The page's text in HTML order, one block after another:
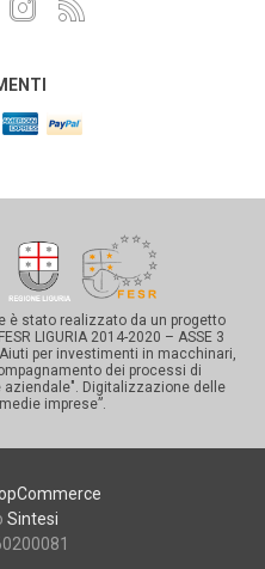
è stato realizzato da un progetto
LIGURIA 2014-2020 – ASSE 3
per investimenti in macchinari,
dei processi di
Digitalizzazione delle
imprese”.
Sintesi